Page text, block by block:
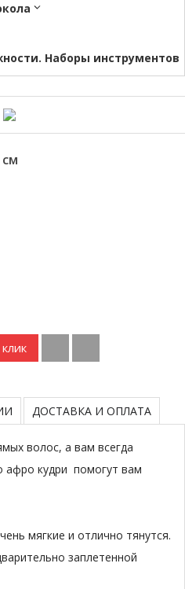
Наборы инструментов
ДОСТАВКА И ОПЛАТА
волос, а вам всегда
афро кудри помогут вам
мягкие и отлично тянутся.
заплетенной